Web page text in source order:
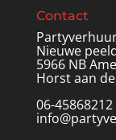
Contact
Nieuwe
5966 NB
Horst aan
06-45868212